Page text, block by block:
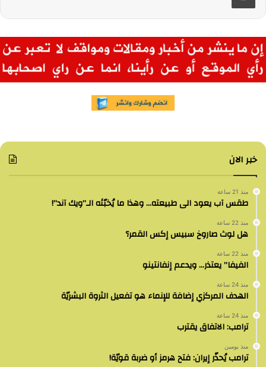
خبر الان
منذ 21 ساعة
طقس آب يعود الى طبيعته… وهذا ما يُخبّئه الـ”ويك آند”!
منذ 22 ساعة
هل لوث صاروخ سبيس إكس القمر؟
منذ 22 ساعة
الفيفا” يعتذر… ويدعم إنفانتينو
منذ 24 ساعة
الهدف المركزي إضافة للإنماء هو تفعيل الثروة البشريّة
منذ 24 ساعة
ترامب: الاتفاق يقترب
منذ يومين
ترامب يُحذّر إيران: فتح هرمز أو ضربة قويّة!